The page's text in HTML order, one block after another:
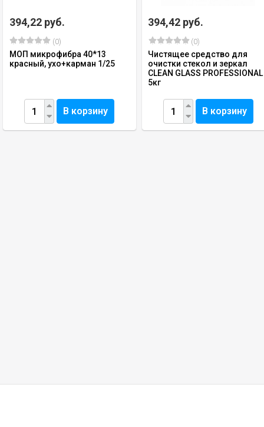
394,22 руб.
(0)
МОП микрофибра 40*13
красный, ухо+карман 1/25
В корзину
394,42 руб.
(0)
Чистящее средство для
очистки стекол и зеркал
CLEAN GLASS PROFESSIONAL
5кг
В корзину